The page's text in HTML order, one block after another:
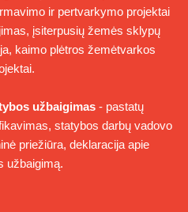
ir pertvarkymo projektai
įsiterpusių žemės sklypų
kaimo plėtros žemėtvarkos
užbaigimas- pastatų
statybos darbų vadovo
priežiūra, deklaracija apie
užbaigimą.